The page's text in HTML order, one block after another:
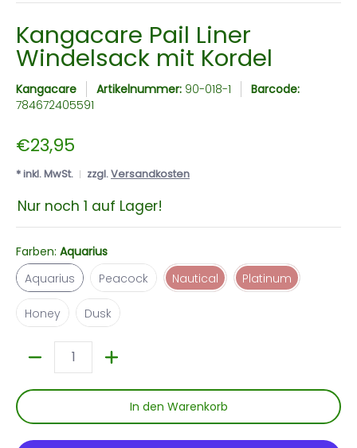
Kangacare Pail Liner
Windelsack mit Kordel
Kangacare Artikelnummer: 90-018-1
Barcode:
784672405591
€23,95
* inkl. MwSt. zzgl.Versandkosten
Nur noch 1 auf Lager!
Farben: Aquarius
Aquarius
Aquarius
Peacock Nautical Platinum
Honey
Honey
Dusk
Dusk
In den Warenkorb